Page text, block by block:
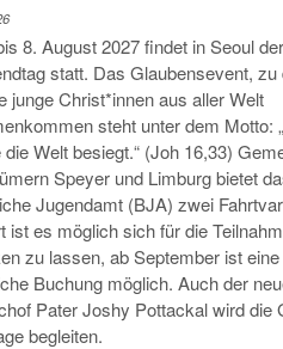
8. August 2027 findet in Seoul
statt. Das Glaubensevent, zu
junge Christ*innen aus aller Welt
steht unter dem Motto:
die Welt besiegt.“ (Joh 16,33)
Speyer und Limburg bietet
Jugendamt (BJA) zwei
ist es möglich sich für die
zu lassen, ab September ist eine
Buchung möglich. Auch der
Pater Joshy Pottackal wird die
begleiten.